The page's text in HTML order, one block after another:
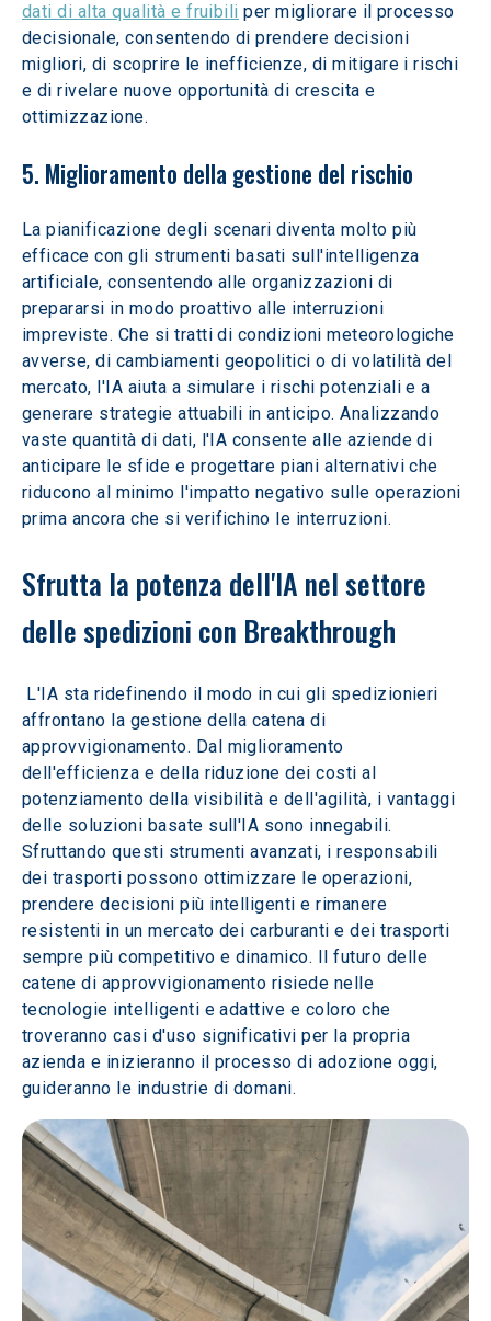
dati di alta qualità e fruibili per migliorare il processo
decisionale, consentendo di prendere decisioni
migliori, di scoprire le inefficienze, di mitigare i rischi
e di rivelare nuove opportunità di crescita e
ottimizzazione.
5. Miglioramento della gestione del rischio
La pianificazione degli scenari diventa molto più
efficace con gli strumenti basati sull'intelligenza
artificiale, consentendo alle organizzazioni di
prepararsi in modo proattivo alle interruzioni
impreviste. Che si tratti di condizioni meteorologiche
avverse, di cambiamenti geopolitici o di volatilità del
mercato, l'IA aiuta a simulare i rischi potenziali e a
generare strategie attuabili in anticipo. Analizzando
vaste quantità di dati, l'IA consente alle aziende di
anticipare le sfide e progettare piani alternativi che
riducono al minimo l'impatto negativo sulle operazioni
prima ancora che si verifichino le interruzioni.
Sfrutta la potenza dell'IA nel settore
delle spedizioni con Breakthrough
affrontano la gestione della catena di
approvvigionamento. Dal miglioramento
dell'efficienza e della riduzione dei costi al
potenziamento della visibilità e dell'agilità, i vantaggi
delle soluzioni basate sull'IA sono innegabili.
Sfruttando questi strumenti avanzati, i responsabili
dei trasporti possono ottimizzare le operazioni,
prendere decisioni più intelligenti e rimanere
resistenti in un mercato dei carburanti e dei trasporti
sempre più competitivo e dinamico. Il futuro delle
catene di approvvigionamento risiede nelle
tecnologie intelligenti e adattive e coloro che
troveranno casi d'uso significativi per la propria
azienda e inizieranno il processo di adozione oggi,
guideranno le industrie di domani.